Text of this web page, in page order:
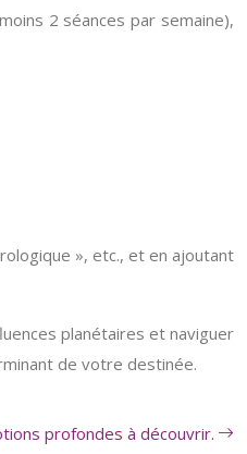
2 séances par semaine),
», etc., et en ajoutant
planétaires et naviguer
de votre destinée.
profondes à découvrir.